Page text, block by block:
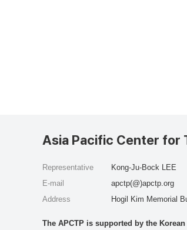
Asia Pacific Center for
Representative
Kong-Ju-Bock LEE
E-mail
apctp(@)apctp.org
Address
Hogil Kim Memorial
The APCTP is supported by the